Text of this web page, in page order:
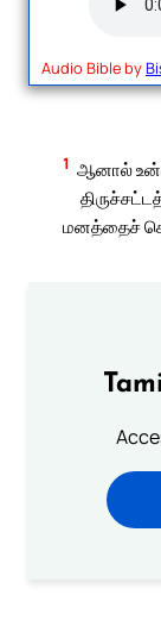
Audio Bible by
1 ஆனால்
மனத்தைச்